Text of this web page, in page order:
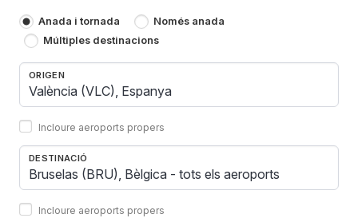
Anada i tornada
Només anada
Múltiples destinacions
ORIGEN
Incloure aeroports propers
DESTINACIÓ
Incloure aeroports propers